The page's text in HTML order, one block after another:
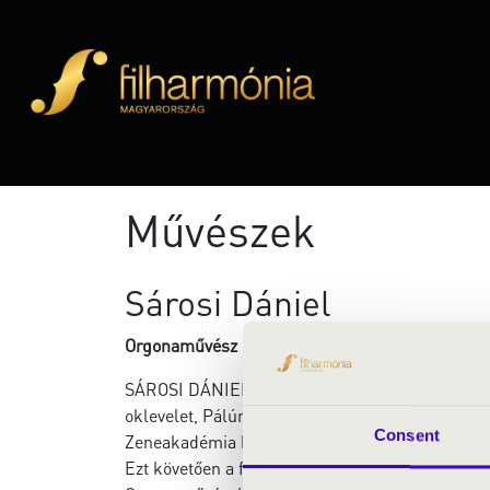
Consent
Művészek
Sárosi Dániel
Orgonaművész
SÁROSI DÁNIEL a budapesti Liszt Ferenc
oklevelet, Pálúr János és Ruppert István
Zeneakadémia hallgatója lett, ahol 2005-ben
Ezt követően a freiburgi intézmény szólista-